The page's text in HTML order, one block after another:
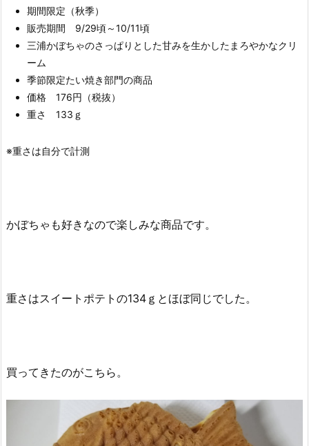
期間限定（秋季）
販売期間 9/29頃～10/11頃
三浦かぼちゃのさっぱりとした甘みを生かしたまろやかなクリ
ーム
季節限定たい焼き部門の商品
価格 176円（税抜）
重さ 133ｇ
※重さは自分で計測
かぼちゃも好きなので楽しみな商品です。
重さはスイートポテトの134ｇとほぼ同じでした。
買ってきたのがこちら。